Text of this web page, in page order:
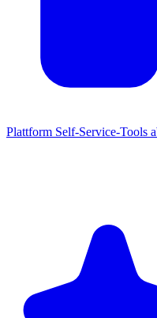
Plattform Self-Service-Tools